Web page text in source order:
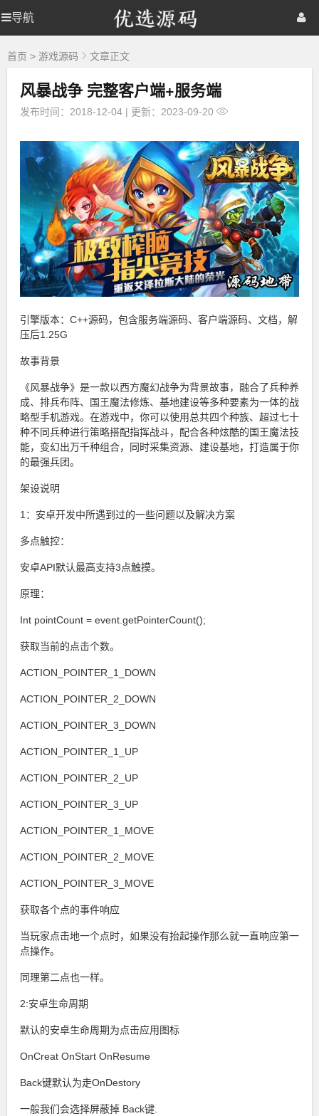
导航
优
选
码
优
选
首页 网站源码
棋牌源码
首页 > 游戏源码 文章正文
风暴战争 完整客户端+服务端
发布时间：2018-12-04 | 更新：2023-09-20
引擎版本：C++源码，包含服务端源码、客户端源码、文档，解
压后1.25G
故事背景
《风暴战争》是一款以西方魔幻战争为背景故事，融合了兵种养
成、排兵布阵、国王魔法修炼、基地建设等多种要素为一体的战
略型手机游戏。在游戏中，你可以使用总共四个种族、超过七十
种不同兵种进行策略搭配指挥战斗，配合各种炫酷的国王魔法技
能，变幻出万千种组合，同时采集资源、建设基地，打造属于你
的最强兵团。
架设说明
1：安卓开发中所遇到过的一些问题以及解决方案
多点触控：
安卓API默认最高支持3点触摸。
原理：
Int pointCount = event.getPointerCount();
获取当前的点击个数。
ACTION_POINTER_1_DOWN
ACTION_POINTER_2_DOWN
ACTION_POINTER_3_DOWN
ACTION_POINTER_1_UP
ACTION_POINTER_2_UP
ACTION_POINTER_3_UP
ACTION_POINTER_1_MOVE
ACTION_POINTER_2_MOVE
ACTION_POINTER_3_MOVE
获取各个点的事件响应
当玩家点击地一个点时，如果没有抬起操作那么就一直响应第一
点操作。
同理第二点也一样。
2:安卓生命周期
默认的安卓生命周期为点击应用图标
OnCreat OnStart OnResume
Back键默认为走OnDestory
一般我们会选择屏蔽掉 Back键.